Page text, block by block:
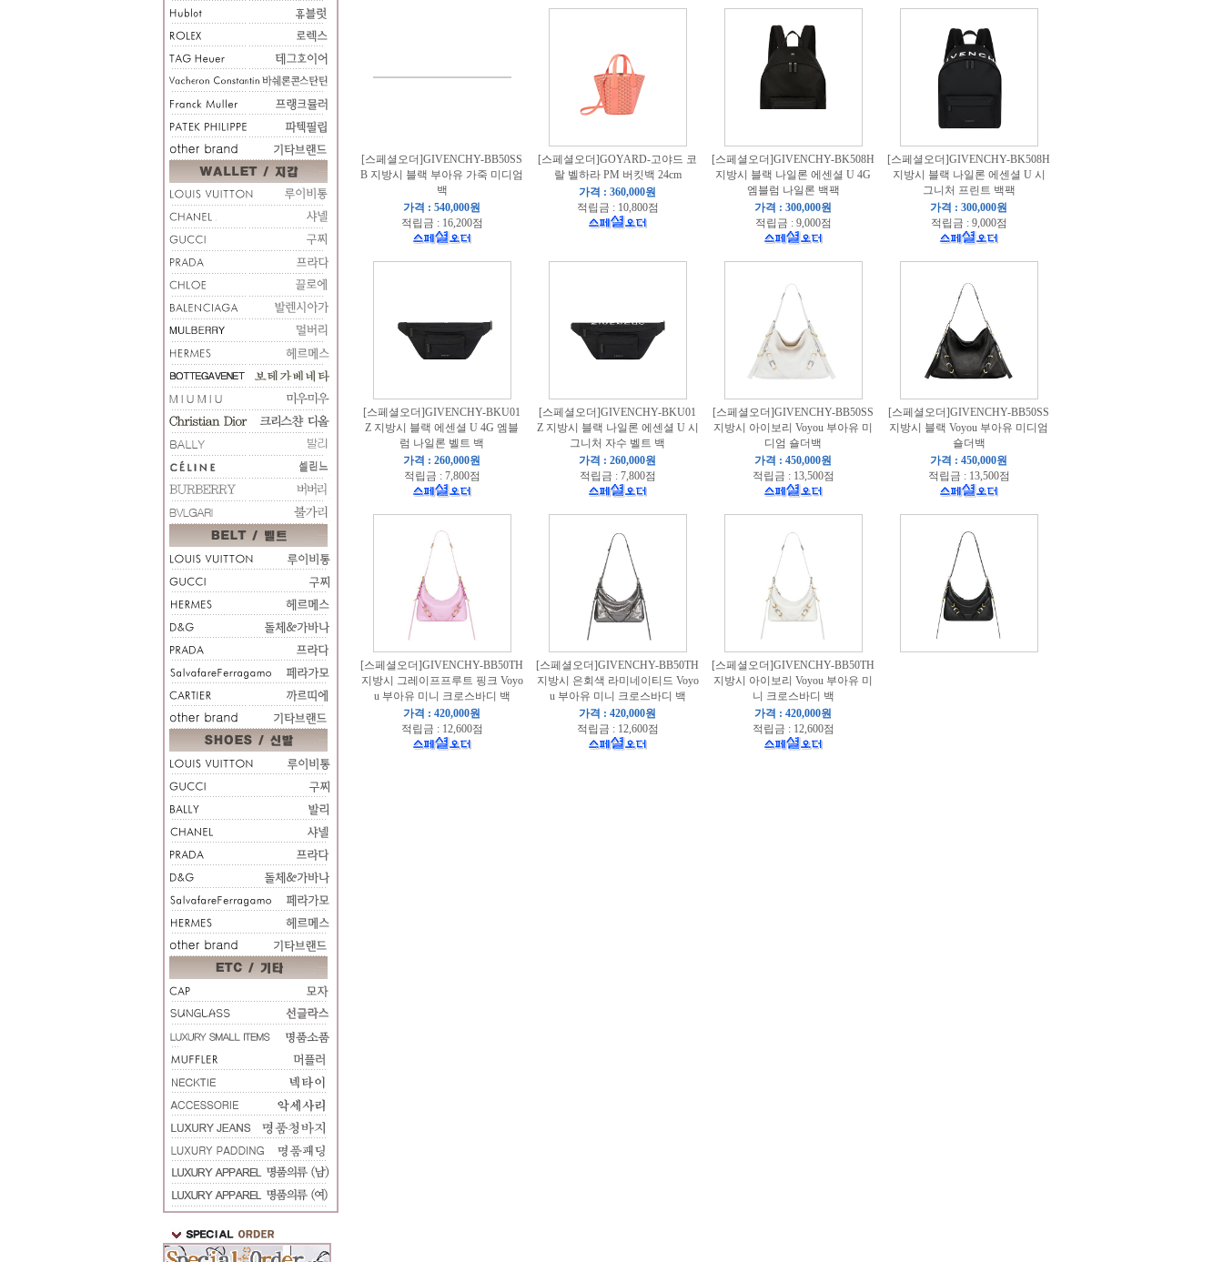
[스페셜오더]GIVENCHY-BB50SS
B 지방시 블랙 부아유 가죽 미디엄
백
가격 : 540,000원
적립금 : 16,200점
[스페셜오더]GOYARD-고야드 코
랄 벨하라 PM 버킷백 24cm
가격 : 360,000원
적립금 : 10,800점
[스페셜오더]GIVENCHY-BK508H
지방시 블랙 나일론 에센셜 U 4G
엠블럼 나일론 백팩
가격 : 300,000원
적립금 : 9,000점
[스페셜오더]GIVENCHY-BK508H
지방시 블랙 나일론 에센셜 U 시
그니처 프린트 백팩
가격 : 300,000원
적립금 : 9,000점
[스페셜오더]GIVENCHY-BKU01
Z 지방시 블랙 에센셜 U 4G 엠블
럼 나일론 벨트 백
가격 : 260,000원
적립금 : 7,800점
[스페셜오더]GIVENCHY-BKU01
Z 지방시 블랙 나일론 에센셜 U 시
그니처 자수 벨트 백
가격 : 260,000원
적립금 : 7,800점
[스페셜오더]GIVENCHY-BB50SS
지방시 아이보리 Voyou 부아유 미
디엄 숄더백
가격 : 450,000원
적립금 : 13,500점
[스페셜오더]GIVENCHY-BB50SS
지방시 블랙 Voyou 부아유 미디엄
숄더백
가격 : 450,000원
적립금 : 13,500점
[스페셜오더]GIVENCHY-BB50TH
지방시 그레이프프루트 핑크 Voyo
u 부아유 미니 크로스바디 백
가격 : 420,000원
적립금 : 12,600점
[스페셜오더]GIVENCHY-BB50TH
지방시 은회색 라미네이티드 Voyo
u 부아유 미니 크로스바디 백
가격 : 420,000원
적립금 : 12,600점
[스페셜오더]GIVENCHY-BB50TH
지방시 아이보리 Voyou 부아유 미
니 크로스바디 백
가격 : 420,000원
적립금 : 12,600점